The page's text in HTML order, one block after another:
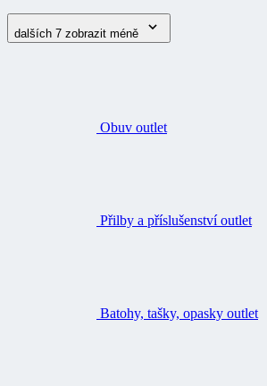
dalších 7 zobrazit méně
Obuv outlet
Přilby a příslušenství outlet
Batohy, tašky, opasky outlet